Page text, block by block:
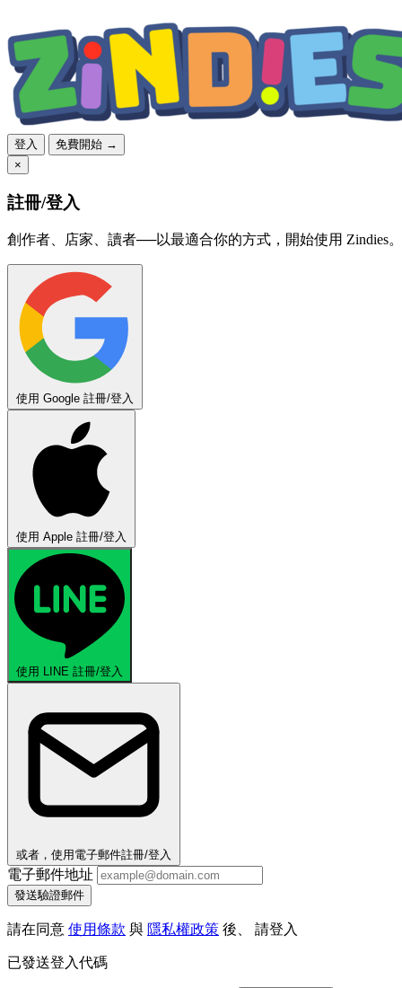
登入
免費開始 →
×
註冊/登入
創作者、店家、讀者──以最適合你的方式，開始使用 Zindies。
使用 Google 註冊/登入
使用 Apple 註冊/登入
使用 LINE 註冊/登入
或者，使用電子郵件註冊/登入
電子郵件地址
發送驗證郵件
請在同意 使用條款 與 隱私權政策 後、 請登入
已發送登入代碼